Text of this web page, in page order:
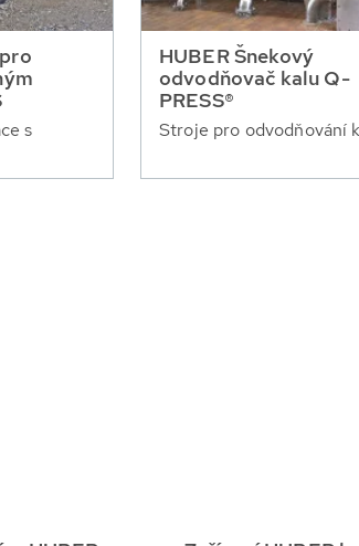
s
HUBER Šnekový
odvodňovač kalu Q-
PRESS®
Stroje pro odvodňování